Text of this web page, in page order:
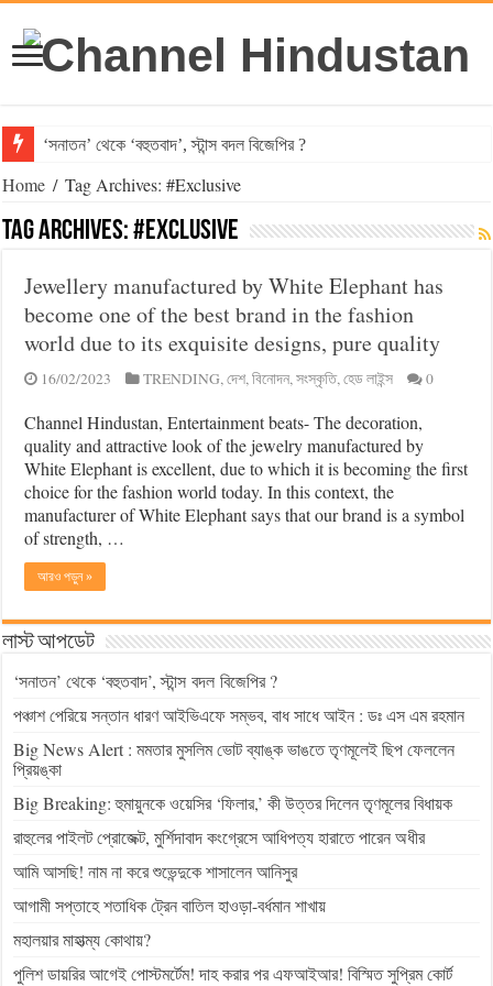
‘সনাতন’ থেকে ‘বহুতবাদ’, স্টান্স বদল বিজেপির ?
Home / Tag Archives: #Exclusive
Tag Archives:#Exclusive
Jewellery manufactured by White Elephant has
become one of the best brand in the fashion
world due to its exquisite designs, pure quality
16/02/2023 TRENDING,দেশ,বিনোদন,সংস্কৃতি,হেড লাইন্স 0
Channel Hindustan, Entertainment beats- The decoration,
quality and attractive look of the jewelry manufactured by
White Elephant is excellent, due to which it is becoming the first
choice for the fashion world today. In this context, the
manufacturer of White Elephant says that our brand is a symbol
of strength, …
আরও পড়ুন »
লাস্ট আপডেট
‘সনাতন’ থেকে ‘বহুতবাদ’, স্টান্স বদল বিজেপির ?
পঞ্চাশ পেরিয়ে সন্তান ধারণ আইভিএফে সম্ভব, বাধ সাধে আইন : ডঃ এস এম রহমান
Big News Alert : মমতার মুসলিম ভোট ব্যাঙ্ক ভাঙতে তৃণমূলেই ছিপ ফেললেন
প্রিয়ঙ্কা
Big Breaking: হুমায়ুনকে ওয়েসির ‘ফিলার,’ কী উত্তর দিলেন তৃণমূলের বিধায়ক
রাহুলের পাইলট প্রোজেক্ট, মুর্শিদাবাদ কংগ্রেসে আধিপত্য হারাতে পারেন অধীর
আমি আসছি! নাম না করে শুভেন্দুকে শাসালেন আনিসুর
আগামী সপ্তাহে শতাধিক ট্রেন বাতিল হাওড়া-বর্ধমান শাখায়
মহালয়ার মাহাত্ম্য কোথায়?
পুলিশ ডায়রির আগেই পোস্টমর্টেম! দাহ করার পর এফআইআর! বিস্মিত সুপ্রিম কোর্ট